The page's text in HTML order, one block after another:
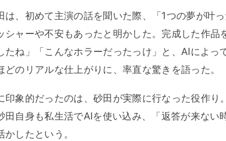
、初めて主演の話を聞いた際、「1つの夢が叶
シャーや不安もあったと明かした。完成した作品
たね」「こんなホラーだったっけ」と、AIによっ
どのリアルな仕上がりに、率直な驚きを語った。
象的だったのは、砂田が実際に行なった役作り
田自身も私生活でAIを使い込み、「返答が来ない
かしたという。